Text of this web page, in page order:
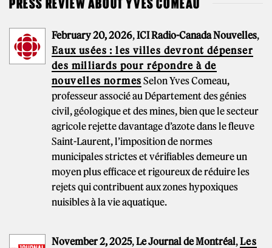
February 20, 2026,ICI Radio-Canada Nouvelles,
Eaux usées : les villes devront dépenser
des milliards pour répondre à de
nouvelles normes Selon Yves Comeau,
professeur associé au Département des génies
civil, géologique et des mines, bien que le secteur
agricole rejette davantage d’azote dans le fleuve
Saint-Laurent, l’imposition de normes
municipales strictes et vérifiables demeure un
moyen plus efficace et rigoureux de réduire les
rejets qui contribuent aux zones hypoxiques
nuisibles à la vie aquatique.
November 2, 2025,Le Journal de Montréal,Les